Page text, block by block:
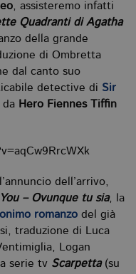
, assisteremo infatti
Quadranti di Agatha
della grande
di Ombretta
dal canto suo
detective di Sir
Hero Fiennes Tiffin
dell’arrivo,
– Ovunque tu sia, la
romanzo del già
traduzione di Luca
Logan
serie tv Scarpetta (su
3 mesi
Utilizzato
da
Facebook
per fornire
una serie di
pubblicitari
come
offerte in
tempo reale